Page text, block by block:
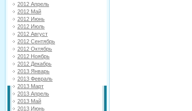
2012 Апрель
2012 Май
2012 Июнь
2012 Июль
2012 Август
2012 Сентябрь
2012 Октябрь
2012 Ноябрь
2012 Декабрь
2013 Январь
2013 Февраль
2013 Март
2013 Апрель
2013 Май
2013 Июнь